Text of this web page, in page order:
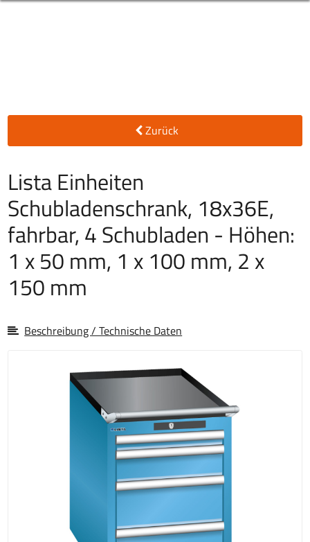
Zurück
Lista Einheiten
Schubladenschrank, 18x36E,
fahrbar, 4 Schubladen - Höhen:
1 x 50 mm, 1 x 100 mm, 2 x
150 mm
Beschreibung / Technische Daten